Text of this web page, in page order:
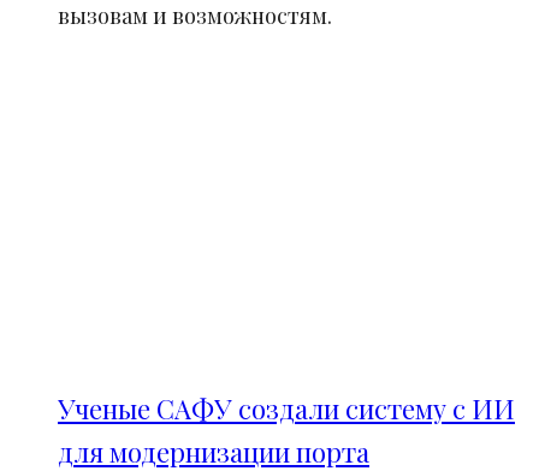
вызовам и возможностям.
Ученые САФУ создали систему с ИИ
для модернизации порта